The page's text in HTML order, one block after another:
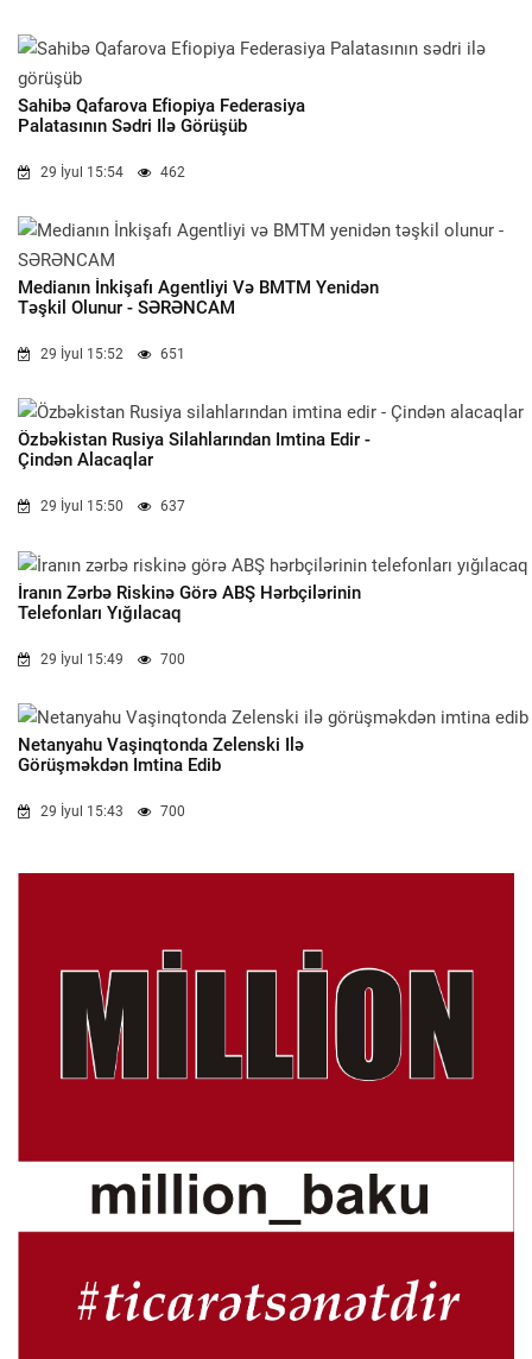
Sahibə Qafarova Efiopiya Federasiya
Palatasının Sədri Ilə Görüşüb
29 İyul 15:54 462
Medianın İnkişafı Agentliyi Və BMTM Yenidən
Təşkil Olunur - SƏRƏNCAM
29 İyul 15:52 651
Özbəkistan Rusiya Silahlarından Imtina Edir -
Çindən Alacaqlar
29 İyul 15:50 637
İranın Zərbə Riskinə Görə ABŞ Hərbçilərinin
Telefonları Yığılacaq
29 İyul 15:49 700
Netanyahu Vaşinqtonda Zelenski Ilə
Görüşməkdən Imtina Edib
29 İyul 15:43 700